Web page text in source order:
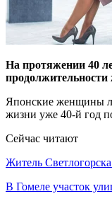
На протяжении 40
Японские женщины
жизни уже 40-й год
Сейчас читают
Житель
В Гомеле участок